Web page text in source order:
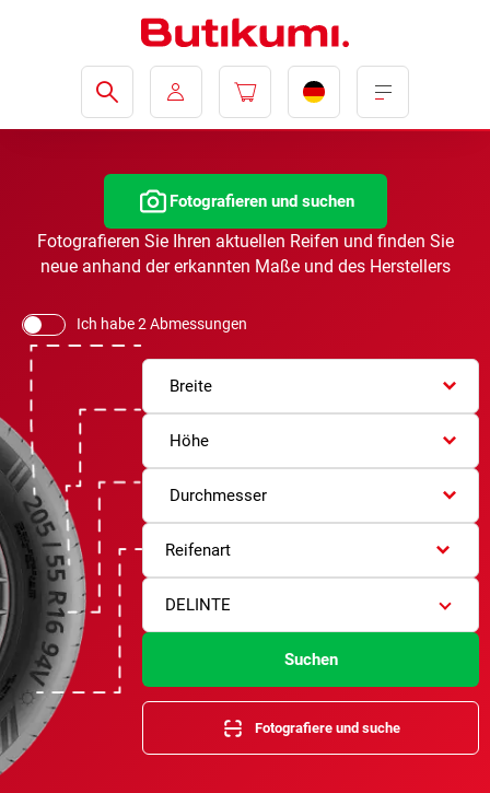
Fotografieren und suchen
Fotografieren Sie Ihren aktuellen Reifen und finden Sie
neue anhand der erkannten Maße und des Herstellers
Ich habe 2 Abmessungen
Breite
Höhe
Durchmesser
Reifenart
DELINTE
Suchen
Fotografiere und suche